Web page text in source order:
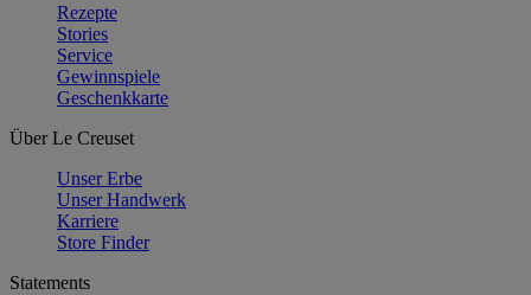
Rezepte
Stories
Service
Gewinnspiele
Geschenkkarte
Über Le Creuset
Unser Erbe
Unser Handwerk
Karriere
Store Finder
Statements